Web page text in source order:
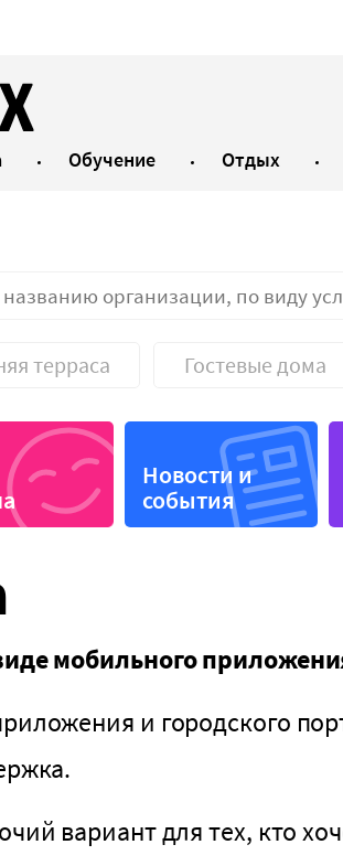
Обучение Отдых
Детское меню
Доставка
Живая музыка
терраса Гостевые дома
Новости и
события
мобильного
и городского
вариант для тех, кто